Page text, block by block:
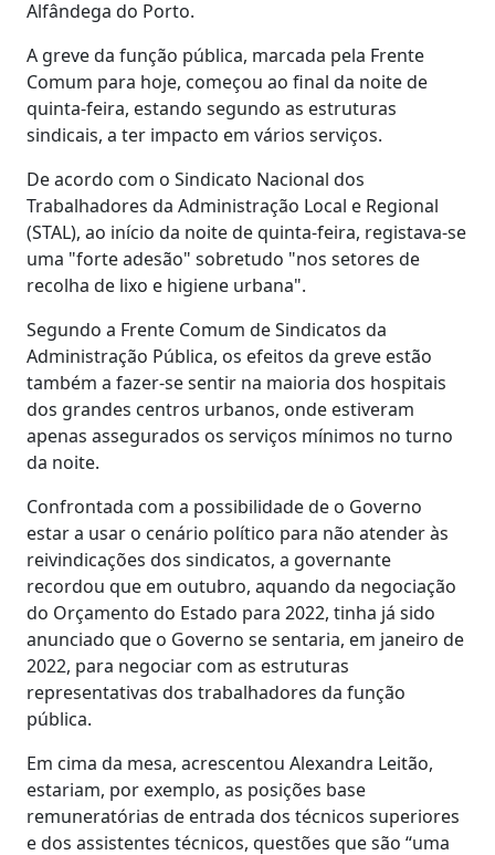
Alfândega do Porto.
A greve da função pública, marcada pela Frente
Comum para hoje, começou ao final da noite de
quinta-feira, estando segundo as estruturas
sindicais, a ter impacto em vários serviços.
De acordo com o Sindicato Nacional dos
Trabalhadores da Administração Local e Regional
(STAL), ao início da noite de quinta-feira, registava-se
uma "forte adesão" sobretudo "nos setores de
recolha de lixo e higiene urbana".
Segundo a Frente Comum de Sindicatos da
Administração Pública, os efeitos da greve estão
também a fazer-se sentir na maioria dos hospitais
dos grandes centros urbanos, onde estiveram
apenas assegurados os serviços mínimos no turno
da noite.
Confrontada com a possibilidade de o Governo
estar a usar o cenário político para não atender às
reivindicações dos sindicatos, a governante
recordou que em outubro, aquando da negociação
do Orçamento do Estado para 2022, tinha já sido
anunciado que o Governo se sentaria, em janeiro de
2022, para negociar com as estruturas
representativas dos trabalhadores da função
pública.
Em cima da mesa, acrescentou Alexandra Leitão,
estariam, por exemplo, as posições base
remuneratórias de entrada dos técnicos superiores
e dos assistentes técnicos, questões que são “uma